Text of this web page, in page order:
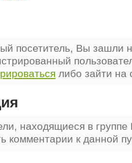
посетитель, Вы зашли
либо зайти на
находящиеся в группе
комментарии к данной